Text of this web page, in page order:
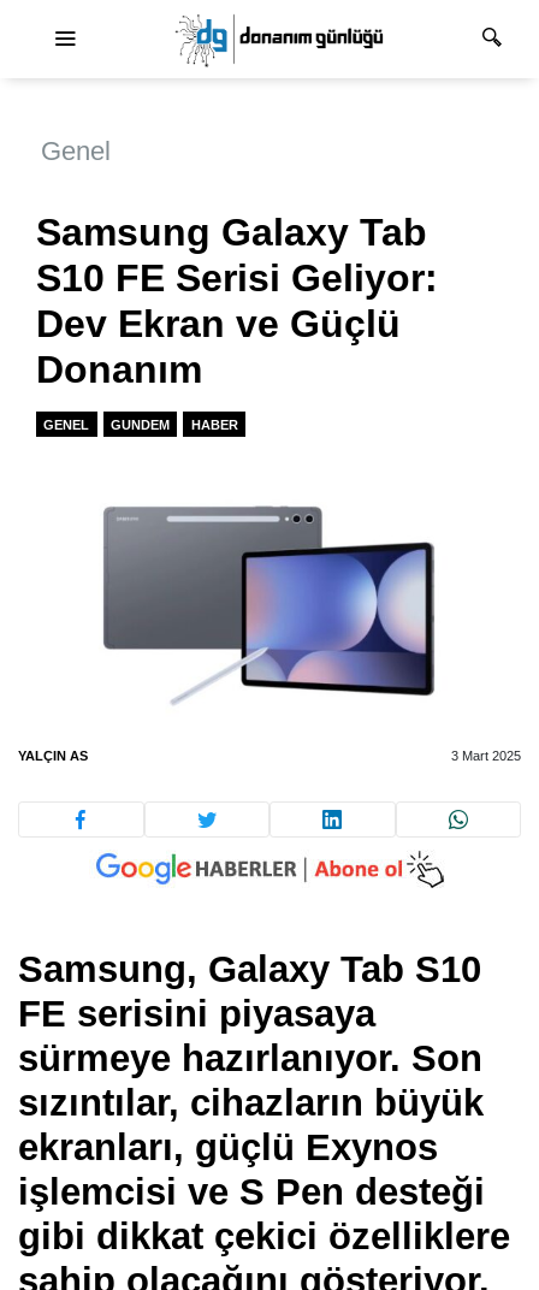
Genel
Samsung Galaxy Tab
S10 FE Serisi Geliyor:
Dev Ekran ve Güçlü
Donanım
GENEL GUNDEM HABER
YALÇIN AS 3 Mart 2025
Samsung, Galaxy Tab S10
FE serisini piyasaya
sürmeye hazırlanıyor. Son
sızıntılar, cihazların büyük
ekranları, güçlü Exynos
işlemcisi ve S Pen desteği
gibi dikkat çekici özelliklere
sahip olacağını gösteriyor.